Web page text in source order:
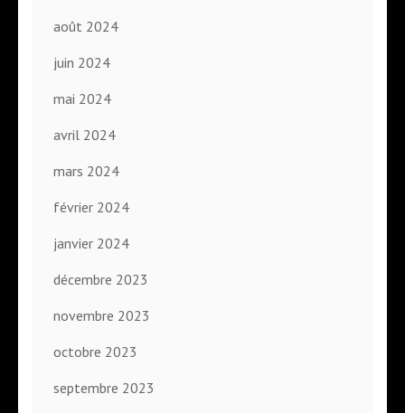
août 2024
juin 2024
mai 2024
avril 2024
mars 2024
février 2024
janvier 2024
décembre 2023
novembre 2023
octobre 2023
septembre 2023